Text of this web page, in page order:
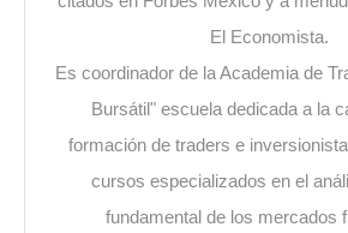
El Economista.
Es coordinador de la Academia de
Bursátil" escuela dedicada a la
formación de traders e
cursos especializados en el
fundamental de los mercados